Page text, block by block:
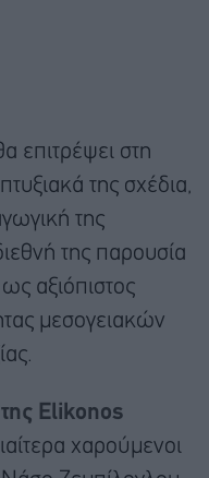
επιτρέψει στη
της σχέδια,
της
της παρουσία
αξιόπιστος
μεσογειακών
Elikonos
χαρούμενοι